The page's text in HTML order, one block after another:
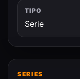
TIPO
Serie
SERIES